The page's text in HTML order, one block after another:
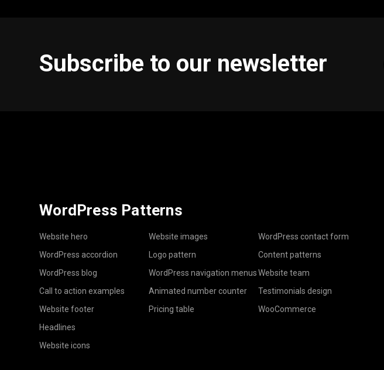
Subscribe to our newsletter
WordPress Patterns
Website hero
WordPress accordion
WordPress blog
Call to action examples
Website footer
Headlines
Website icons
Website images
Logo pattern
WordPress navigation menus
Animated number counter
Pricing table
WordPress contact form
Content patterns
Website team
Testimonials design
WooCommerce